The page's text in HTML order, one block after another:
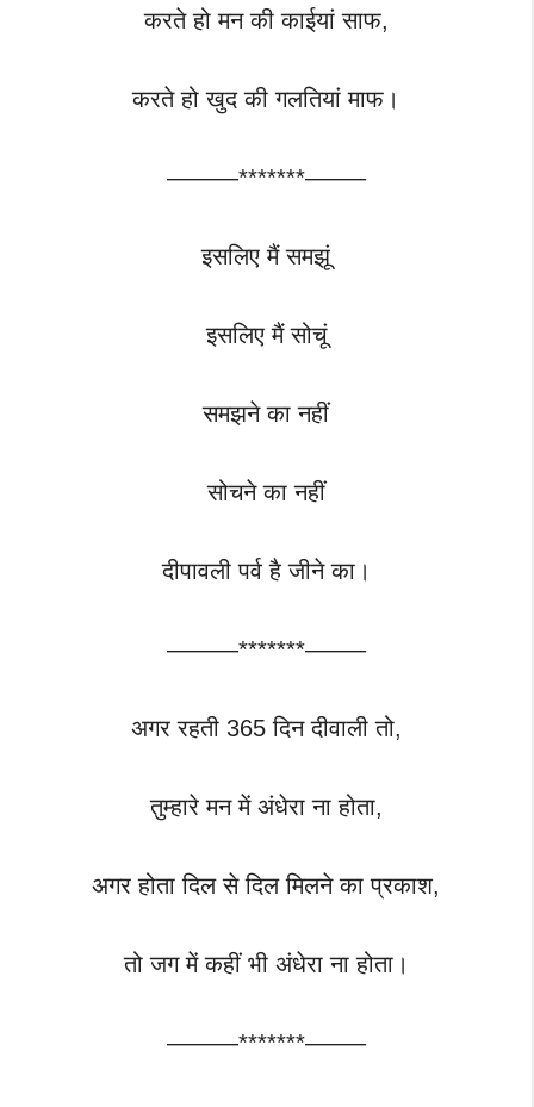
करते हो मन की काईयां साफ,
करते हो खुद की गलतियां माफ।
———*******——–
इसलिए मैं समझूं
इसलिए मैं सोचूं
समझने का नहीं
सोचने का नहीं
दीपावली पर्व है जीने का।
———*******——–
अगर रहती 365 दिन दीवाली तो,
तुम्हारे मन में अंधेरा ना होता,
अगर होता दिल से दिल मिलने का प्रकाश,
तो जग में कहीं भी अंधेरा ना होता।
———*******——–